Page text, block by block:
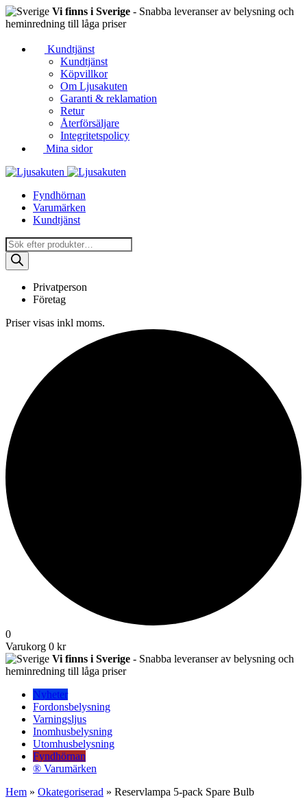
Vi finns i Sverige - Snabba leveranser av belysning och
heminredning till låga priser
Kundtjänst
Kundtjänst
Köpvillkor
Om Ljusakuten
Garanti & reklamation
Retur
Återförsäljare
Integritetspolicy
Mina sidor
Fyndhörnan
Varumärken
Kundtjänst
Produktsökning
Privatperson
Företag
Priser visas inkl moms.
0
Varukorg 0 kr
Vi finns i Sverige - Snabba leveranser av belysning och
heminredning till låga priser
Nyheter
Fordonsbelysning
Varningsljus
Inomhusbelysning
Utomhusbelysning
Fyndhörnan
® Varumärken
Hem » Okategoriserad » Reservlampa 5-pack Spare Bulb